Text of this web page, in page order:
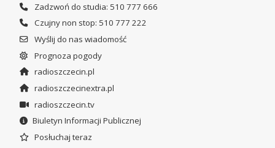
Zadzwoń do studia: 510 777 666
Czujny non stop: 510 777 222
Wyślij do nas wiadomość
Prognoza pogody
radioszczecin.pl
radioszczecinextra.pl
radioszczecin.tv
Biuletyn Informacji Publicznej
Posłuchaj teraz